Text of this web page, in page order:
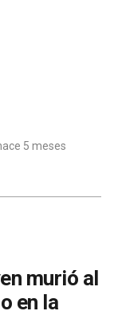
5 meses
murió al
en la